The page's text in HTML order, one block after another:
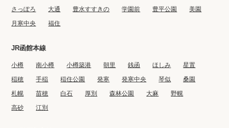
さっぽろ
大通 豊水すすきの 学園前 豊平公園
美園
月寒中央
福住
JR函館本線
小樽 南小樽 小樽築港 朝里 銭函 ほしみ
星置
稲穂
手稲 稲住公園 発寒 発寒中央 琴似
桑園
札幌
苗穂 白石 厚別 森林公園 大麻
野幌
高砂
江別